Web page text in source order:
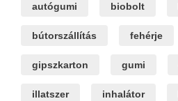
autógumi biobolt
bútorszállítás fehérje
gipszkarton gumi
illatszer inhalátor